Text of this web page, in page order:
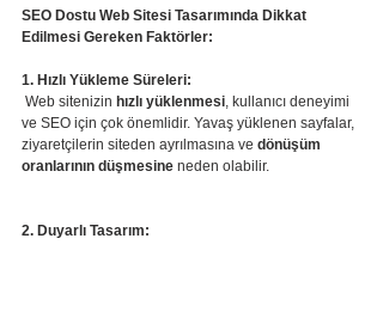
SEO Dostu Web Sitesi Tasarımında Dikkat
Edilmesi Gereken Faktörler:
1. Hızlı Yükleme Süreleri:
Web sitenizin hızlı yüklenmesi , kullanıcı deneyimi
ve SEO için çok önemlidir. Yavaş yüklenen sayfalar,
ziyaretçilerin siteden ayrılmasına ve dönüşüm
oranlarının düşmesine neden olabilir.
2. Duyarlı Tasarım: